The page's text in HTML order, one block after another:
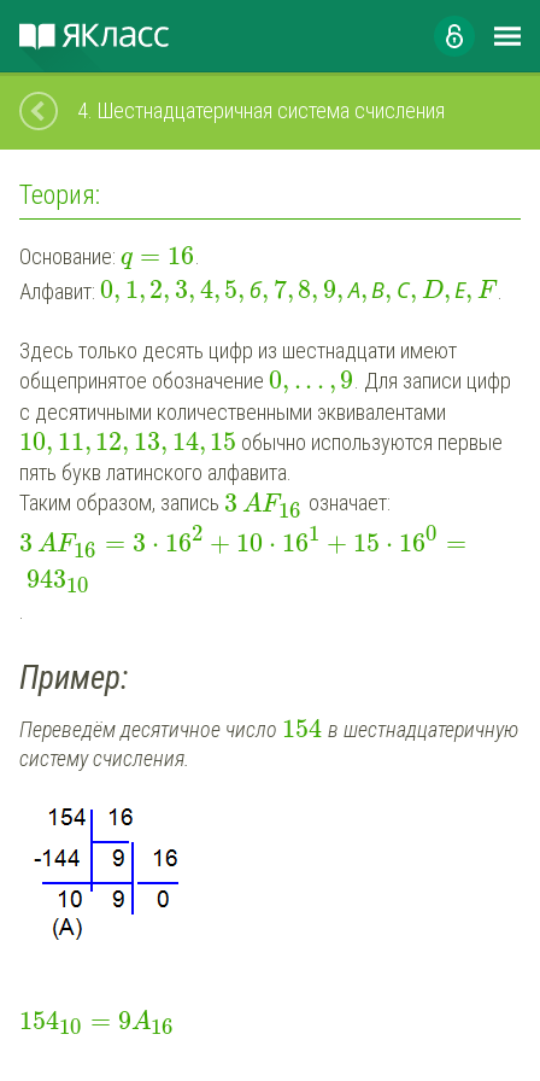
4. Шестнадцатеричная система счисления
Теория:
Основание: q = 16
Алфавит: 0, 1,2, 3,4,5, б, 7,8, 9,А,В, С, D,Е, F.
Здесь только десять цифр из шестнадцати имеют
общепринятое обозначение 0, .. . ,9. Для записи цифр
с десятичными количественными эквивалентами
10, 11,12, 13, 14,15 обычно используются первые
пять букв латинского алфавита.
Таким образом, запись 3 AF16 означает:
3 AF16 = 3 ⋅ 162 + 10 ⋅ 161 + 15 ⋅ 160 =
94310
Пример:
Переведём десятичное число 154 в шестнадцатеричную
систему счисления.
15410 = 9A16